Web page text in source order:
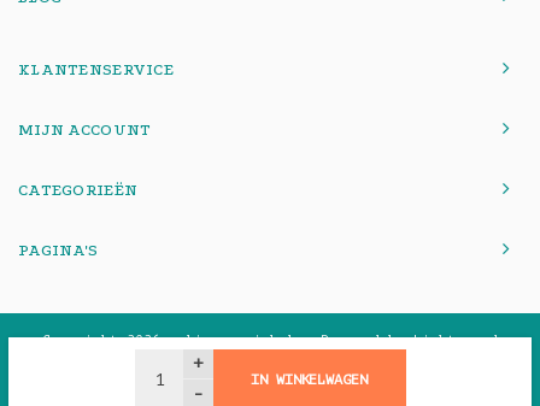
+
-
IN WINKELWAGEN
KLANTENSERVICE
MIJN ACCOUNT
CATEGORIEËN
PAGINA'S
© Copyright 2026 onlinemacwinkel - Powered byLightspeed-
Theme by